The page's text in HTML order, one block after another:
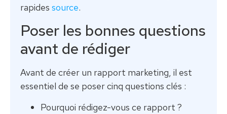
rapides source.
Poser les bonnes questions
avant de rédiger
Avant de créer un rapport marketing, il est
essentiel de se poser cinq questions clés :
Pourquoi rédigez-vous ce rapport ?